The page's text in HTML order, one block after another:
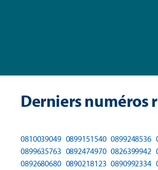
Derniers numéros
0810039049 0899151540 0899248536
0899635763 0892474970 0826399942
0892680680 0890218123 0890992334